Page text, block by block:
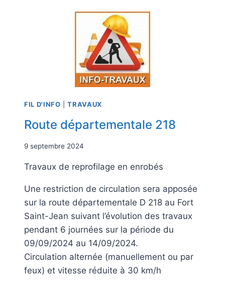
FIL D'INFO |TRAVAUX
Route départementale 218
9 septembre 2024
Travaux de reprofilage en enrobés
Une restriction de circulation sera apposée
sur la route départementale D 218 au Fort
Saint-Jean suivant l’évolution des travaux
pendant 6 journées sur la période du
09/09/2024 au 14/09/2024.
Circulation alternée (manuellement ou par
feux) et vitesse réduite à 30 km/h